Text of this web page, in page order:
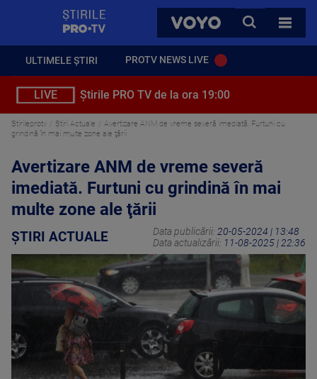
VOYO
CAUTA
TOATE
ULTIMELE ȘTIRI PROTV NEWS LIVE
LIVE Știrile PRO TV de la ora 19:00
Stirileprotv Știri Actuale
Avertizare ANM de vreme severă imediată. Furtuni cu
grindină în mai multe zone ale ţării
Avertizare ANM de vreme severă
imediată. Furtuni cu grindină în mai
multe zone ale ţării
ȘTIRI ACTUALE Data publicării: 20-05-2024 | 13:48
Data actualizării: 11-08-2025 | 22:36